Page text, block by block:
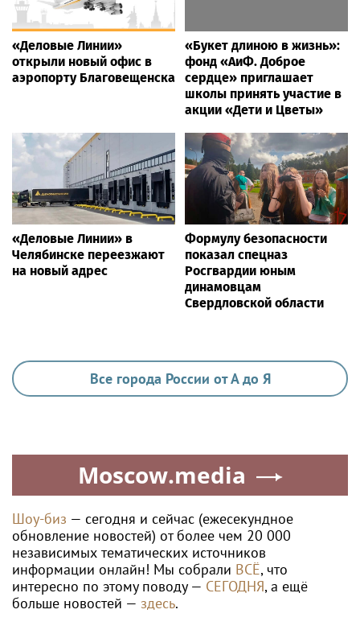
«Деловые Линии»
открыли новый офис в
аэропорту Благовещенска
«Букет длиною в жизнь»:
фонд «АиФ. Доброе
сердце» приглашает
школы принять участие в
акции «Дети и Цветы»
«Деловые Линии» в
Челябинске переезжают
на новый адрес
Формулу безопасности
показал спецназ
Росгвардии юным
динамовцам
Свердловской области
Все города России от А до Я
Moscow.media
Шоу-биз — сегодня и сейчас (ежесекундное
обновление новостей) от более чем 20 000
независимых тематических источников
информации онлайн! Мы собрали ВСЁ, что
интересно по этому поводу — СЕГОДНЯ, а ещё
больше новостей — здесь.